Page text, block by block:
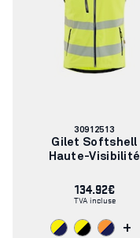
Numéro
d'article:
30912513
Gilet Softshell
Haute-Visibilité
134.92€
TVA incluse
+